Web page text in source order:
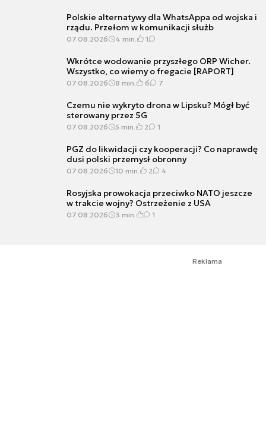
Polskie alternatywy dla WhatsAppa od wojska i
rządu. Przełom w komunikacji służb
07.08.2026 4 min. 1
Wkrótce wodowanie przyszłego ORP Wicher.
Wszystko, co wiemy o fregacie [RAPORT]
07.08.2026 8 min. 6 7
Czemu nie wykryto drona w Lipsku? Mógł być
sterowany przez 5G
07.08.2026 5 min. 2 1
PGZ do likwidacji czy kooperacji? Co naprawdę
dusi polski przemysł obronny
07.08.2026 10 min. 2 4
Rosyjska prowokacja przeciwko NATO jeszcze
w trakcie wojny? Ostrzeżenie z USA
07.08.2026 3 min. 1
Reklama